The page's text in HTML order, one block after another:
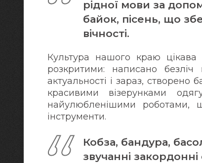
рідної мови за
байок, пісень, що
вічності.
Культура нашого краю цікава
розкритими: написано
актуальності і зараз,
красивими візерунками
найулюбленішими роботами,
інструменти.
Кобза, бандура,
звучанні